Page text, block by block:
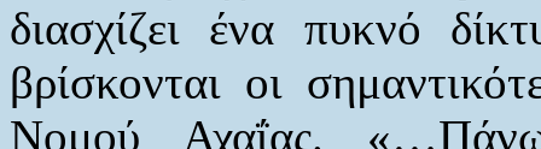
διασχίζει ένα πυκνό
βρίσκονται οι
Νομού Αχαΐας.